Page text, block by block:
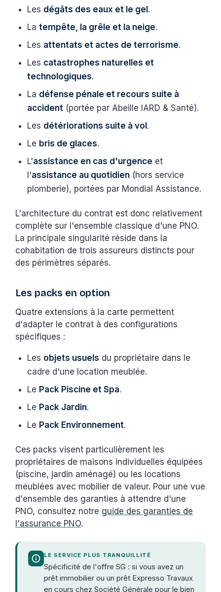
Les dégâts des eaux et le gel.
Latempête, la grêle et la neige.
Les attentats et actes de terrorisme.
Les catastrophes naturelles et
technologiques.
La défense pénale et recours suite à
accident (portée par Abeille IARD & Santé).
Les détériorations suite à vol.
Le bris de glaces.
L'assistance en cas d'urgence et
l'assistance au quotidien (hors service
plomberie), portées par Mondial Assistance.
L'architecture du contrat est donc relativement
complète sur l'ensemble classique d'une PNO.
La principale singularité réside dans la
cohabitation de trois assureurs distincts pour
des périmètres séparés.
Les packs en option
Quatre extensions à la carte permettent
d'adapter le contrat à des configurations
spécifiques :
Les objets usuels du propriétaire dans le
cadre d'une location meublée.
Le Pack Piscine et Spa.
Le Pack Jardin.
Le Pack Environnement.
Ces packs visent particulièrement les
propriétaires de maisons individuelles équipées
(piscine, jardin aménagé) ou les locations
meublées avec mobilier de valeur. Pour une vue
d'ensemble des garanties à attendre d'une
PNO, consultez notre guide des garanties de
l'assurance PNO.
LE SERVICE PLUS TRANQUILLITÉ
Spécificité de l'offre SG : si vous avez un
prêt immobilier ou un prêt Expresso Travaux
en cours chez Société Générale pour le bien